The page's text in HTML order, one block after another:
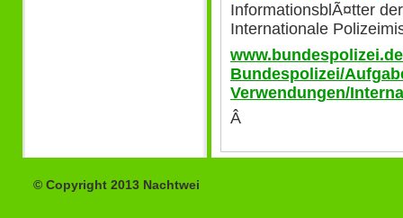
InformationsblÃ¤tter
Internationale
Bundespolizei/
Verwendungen/
Â
© Copyright 2013 Nachtwei